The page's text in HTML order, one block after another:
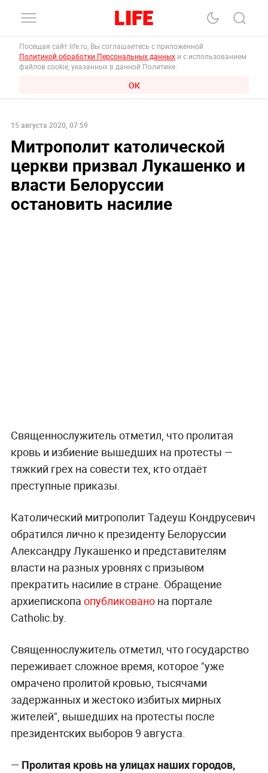
Посещая сайт life.ru, Вы соглашаетесь с приложенной
Политикой обработки Персональных данных и с использованием
файлов cookie, указанных в данной Политике.
ОК
15 августа 2020, 07:59
Митрополит католической
церкви призвал Лукашенко и
власти Белоруссии
остановить насилие
Священнослужитель отметил, что пролитая
кровь и избиение вышедших на протесты —
тяжкий грех на совести тех, кто отдаёт
преступные приказы.
Католический митрополит Тадеуш Кондрусевич
обратился лично к президенту Белоруссии
Александру Лукашенко и представителям
власти на разных уровнях с призывом
прекратить насилие в стране. Обращение
архиепископа опубликованона портале
Сatholic.by.
Священнослужитель отметил, что государство
переживает сложное время, которое "уже
омрачено пролитой кровью, тысячами
задержанных и жестоко избитых мирных
жителей", вышедших на протесты после
президентских выборов 9 августа.
— Пролитая кровь на улицах наших городов,